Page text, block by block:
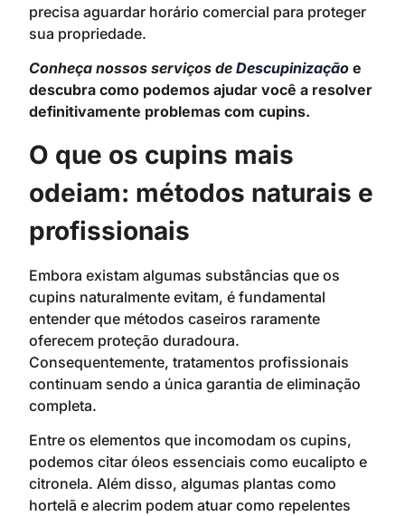
precisa aguardar horário comercial para proteger
sua propriedade.
Conheça nossos serviços de Descupinização e
descubra como podemos ajudar você a resolver
definitivamente problemas com cupins.
O que os cupins mais
odeiam: métodos naturais e
profissionais
Embora existam algumas substâncias que os
cupins naturalmente evitam, é fundamental
entender que métodos caseiros raramente
oferecem proteção duradoura.
Consequentemente, tratamentos profissionais
continuam sendo a única garantia de eliminação
completa.
Entre os elementos que incomodam os cupins,
podemos citar óleos essenciais como eucalipto e
citronela. Além disso, algumas plantas como
hortelã e alecrim podem atuar como repelentes